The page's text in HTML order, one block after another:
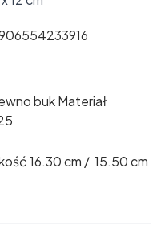
buk Materiał
16.30 cm / 15.50 cm